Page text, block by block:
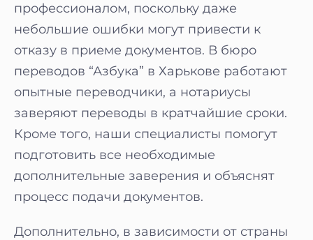
профессионалом, поскольку даже
небольшие ошибки могут привести к
отказу в приеме документов. В бюро
переводов “Азбука” в Харькове работают
опытные переводчики, а нотариусы
заверяют переводы в кратчайшие сроки.
Кроме того, наши специалисты помогут
подготовить все необходимые
дополнительные заверения и объяснят
процесс подачи документов.
Дополнительно, в зависимости от страны